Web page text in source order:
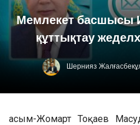
Мемлекет басшысы
құттықтау
Шернияз
Қасым-Жомарт Тоқаев